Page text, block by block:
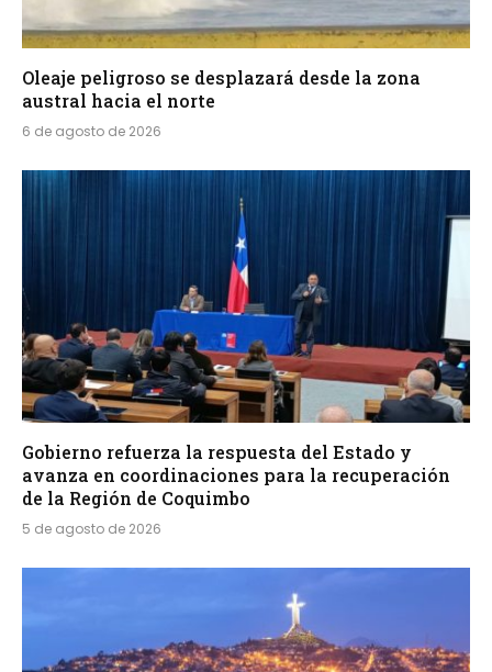
Oleaje peligroso se desplazará desde la zona
austral hacia el norte
6 de agosto de 2026
Gobierno refuerza la respuesta del Estado y
avanza en coordinaciones para la recuperación
de la Región de Coquimbo
5 de agosto de 2026